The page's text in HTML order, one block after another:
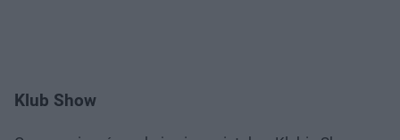
Klub Show